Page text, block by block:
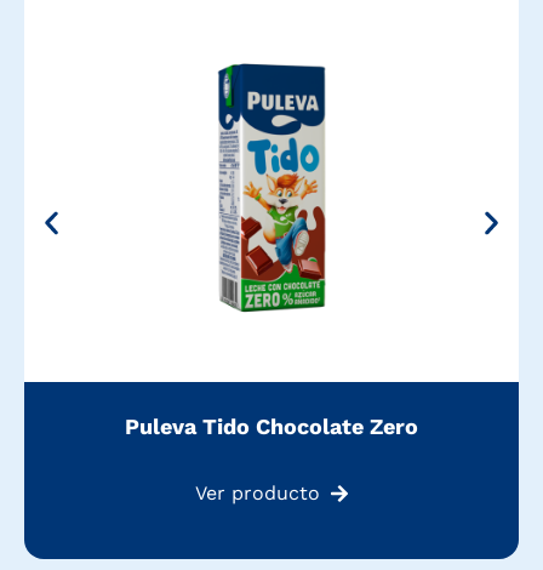
Puleva Tido Chocolate Zero
Ver producto